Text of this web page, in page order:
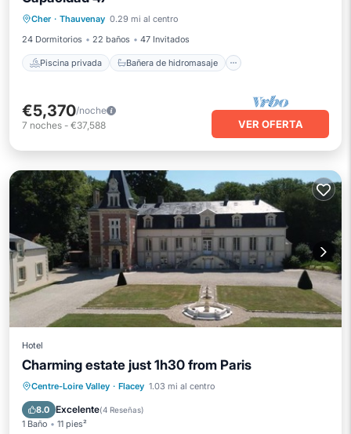
Cher · Thauvenay 0.29 mi al centro
24 Dormitorios
22 baños 47 Invitados
Piscina privada Bañera de hidromasaje
Aparcamiento
Piscina
€5,370/noche
7 noches - €37,588 VER OFERTA
Hotel
Charming estate just 1h30 from Paris
Centre-Loire Valley · Flacey 1.03 mi al centro
8.0 Excelente(4 Reseñas)
1 Baño 11 pies²
Aparcamiento
Piscina
Apto para niños